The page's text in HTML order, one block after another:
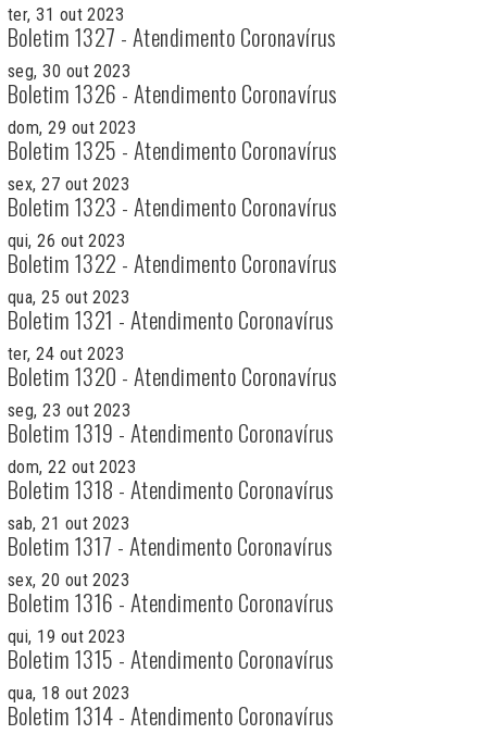
ter, 31 out 2023
Boletim 1327 - Atendimento Coronavírus
seg, 30 out 2023
Boletim 1326 - Atendimento Coronavírus
dom, 29 out 2023
Boletim 1325 - Atendimento Coronavírus
sex, 27 out 2023
Boletim 1323 - Atendimento Coronavírus
qui, 26 out 2023
Boletim 1322 - Atendimento Coronavírus
qua, 25 out 2023
Boletim 1321 - Atendimento Coronavírus
ter, 24 out 2023
Boletim 1320 - Atendimento Coronavírus
seg, 23 out 2023
Boletim 1319 - Atendimento Coronavírus
dom, 22 out 2023
Boletim 1318 - Atendimento Coronavírus
sab, 21 out 2023
Boletim 1317 - Atendimento Coronavírus
sex, 20 out 2023
Boletim 1316 - Atendimento Coronavírus
qui, 19 out 2023
Boletim 1315 - Atendimento Coronavírus
qua, 18 out 2023
Boletim 1314 - Atendimento Coronavírus